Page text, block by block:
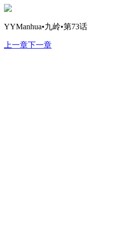
YYManhua•九岭•第73话
上一章下一章